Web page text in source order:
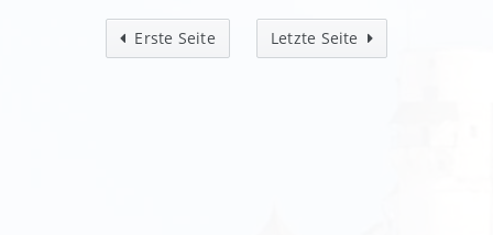
Erste Seite Letzte Seite